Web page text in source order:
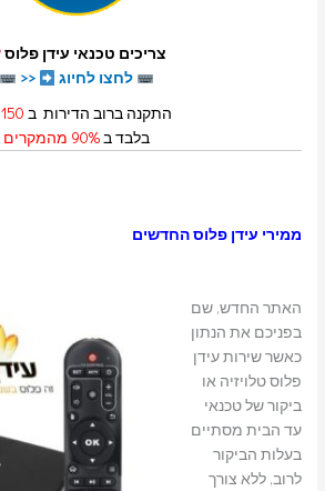
צריכים טכנאי עידן פלוס
לחצו לחיוג
<<
התקנה ברוב הדירות ב 150 ₪
בלבד ב90% מהמקרים
ממירי עידן פלוס החדשים
האתר החדש, שם
בפניכם את הנתון
כאשר שירות עידן
פלוס טלויזיה או
ביקור של טכנאי
עד הבית מסתיים
בעלות הביקור
לרוב, ללא צורך